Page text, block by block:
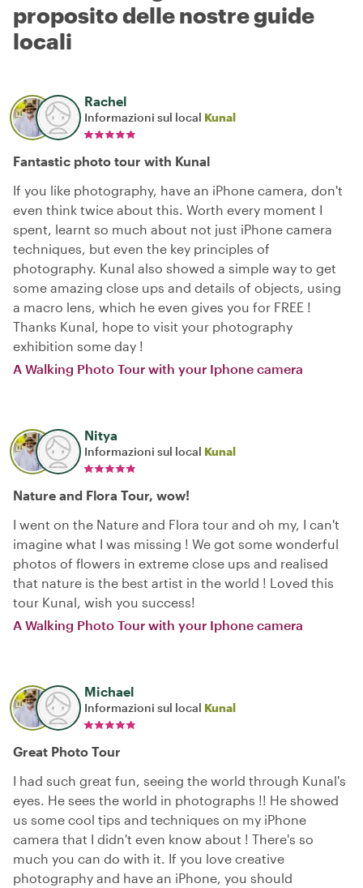
proposito delle nostre guide
locali
Rachel
Informazioni sul local Kunal
Fantastic photo tour with Kunal
If you like photography, have an iPhone camera, don't
even think twice about this. Worth every moment I
spent, learnt so much about not just iPhone camera
techniques, but even the key principles of
photography. Kunal also showed a simple way to get
some amazing close ups and details of objects, using
a macro lens, which he even gives you for FREE !
Thanks Kunal, hope to visit your photography
exhibition some day !
A Walking Photo Tour with your Iphone camera
Nitya
Informazioni sul local Kunal
Nature and Flora Tour, wow!
I went on the Nature and Flora tour and oh my, I can't
imagine what I was missing ! We got some wonderful
photos of flowers in extreme close ups and realised
that nature is the best artist in the world ! Loved this
tour Kunal, wish you success!
A Walking Photo Tour with your Iphone camera
Michael
Informazioni sul local Kunal
Great Photo Tour
I had such great fun, seeing the world through Kunal's
eyes. He sees the world in photographs !! He showed
us some cool tips and techniques on my iPhone
camera that I didn't even know about ! There's so
much you can do with it. If you love creative
photography and have an iPhone, you should